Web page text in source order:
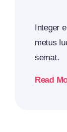
Integer
metus
semat.
Read